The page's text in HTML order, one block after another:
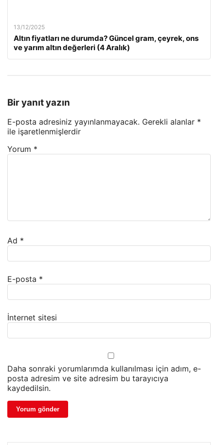
13/12/2025
Altın fiyatları ne durumda? Güncel gram, çeyrek, ons
ve yarım altın değerleri (4 Aralık)
Bir yanıt yazın
E-posta adresiniz yayınlanmayacak. Gerekli alanlar *
ile işaretlenmişlerdir
Yorum *
Ad *
E-posta *
İnternet sitesi
Daha sonraki yorumlarımda kullanılması için adım, e-
posta adresim ve site adresim bu tarayıcıya
kaydedilsin.